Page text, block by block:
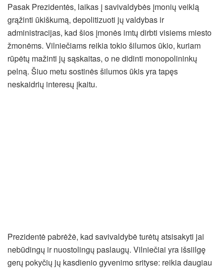
Pasak Prezidentės, laikas į savivaldybės įmonių veiklą
grąžinti ūkiškumą, depolitizuoti jų valdybas ir
administracijas, kad šios įmonės imtų dirbti visiems miesto
žmonėms. Vilniečiams reikia tokio šilumos ūkio, kuriam
rūpėtų mažinti jų sąskaitas, o ne didinti monopolininkų
pelną. Šiuo metu sostinės šilumos ūkis yra tapęs
neskaidrių interesų įkaitu.
Prezidentė pabrėžė, kad savivaldybė turėtų atsisakyti jai
nebūdingų ir nuostolingų paslaugų. Vilniečiai yra išsiilgę
gerų pokyčių jų kasdienio gyvenimo srityse: reikia daugiau